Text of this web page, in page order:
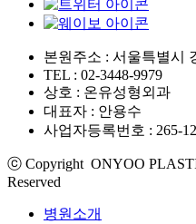
본원주소 : 서울특별시
TEL : 02-3448-9979
상호 : 온유성형외과
대표자 : 안용수
사업자등록번호 : 265-
ⓒ Copyright ONYOO
Reserved
병원소개